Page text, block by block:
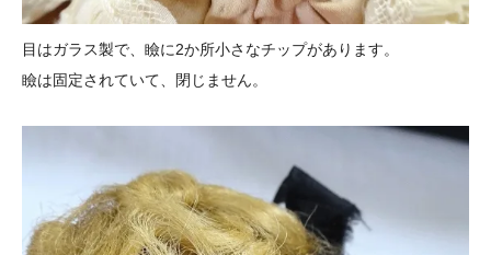
目はガラス製で、瞼に2か所小さなチップがあります。
瞼は固定されていて、閉じません。